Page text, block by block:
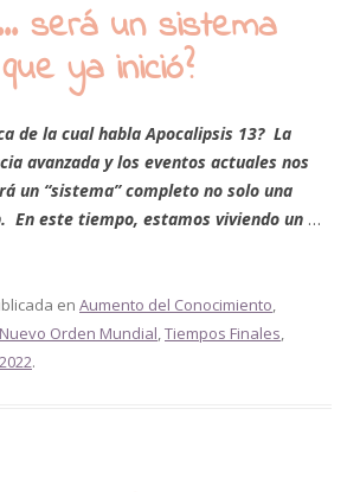
será un sistema
ya inició?
de la cual habla Apocalipsis 13? La
avanzada y los eventos actuales nos
un “sistema” completo no solo una
En este tiempo, estamos viviendo un …
en Aumento del Conocimiento,
Nuevo Orden Mundial,Tiempos Finales,
.